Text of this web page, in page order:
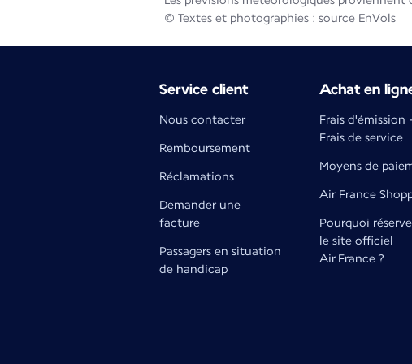
© Textes et photographies : source EnVols
Service client
Nous contacter
Remboursement
Réclamations
Demander une
facture
Passagers en situation
de handicap
Achat en
Frais d'émission
Frais de service
Moyens de
Air France
Pourquoi
le site officiel
Air France ?